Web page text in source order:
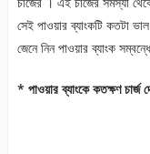
সেই পাওয়ার ব্যাংকটি কতটা
জেনে নিন পাওয়ার ব্যাংক
* পাওয়ার ব্যাংকে কতক্ষণ চার্জ